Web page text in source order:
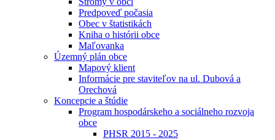
Predpoveď počasia
Obec v štatistikách
Kniha o histórii obce
Maľovanka
Územný plán obce
Mapový klient
Informácie pre staviteľov na ul. Dubová a
Orechová
Koncepcie a štúdie
Program hospodárskeho a sociálneho rozvoja
obce
PHSR 2015 - 2025